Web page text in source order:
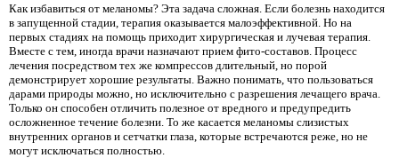
Как избавиться от меланомы? Эта задача сложная. Если болезнь находится
в запущенной стадии, терапия оказывается малоэффективной. Но на
первых стадиях на помощь приходит хирургическая и лучевая терапия.
Вместе с тем, иногда врачи назначают прием фито-составов. Процесс
лечения посредством тех же компрессов длительный, но порой
демонстрирует хорошие результаты. Важно понимать, что пользоваться
дарами природы можно, но исключительно с разрешения лечащего врача.
Только он способен отличить полезное от вредного и предупредить
осложненное течение болезни. То же касается меланомы слизистых
внутренних органов и сетчатки глаза, которые встречаются реже, но не
могут исключаться полностью.